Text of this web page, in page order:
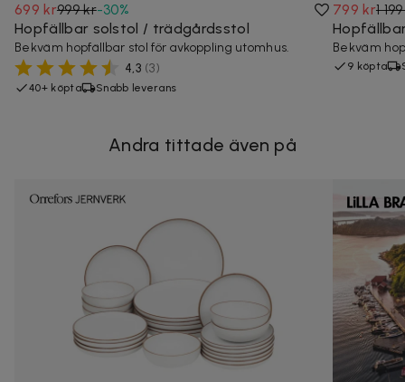
699 kr999 kr-30%
Hopfällbar solstol / trädgårdsstol
Bekväm hopfällbar stol för avkoppling utomhus.
4,3 (3)
40+ köpta Snabb leverans
799 kr1
Bekväm
9 köpta
Andra tittade även på